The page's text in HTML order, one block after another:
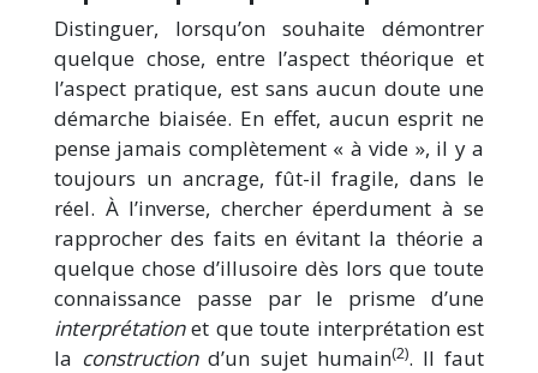
Distinguer, lorsqu’on souhaite démontrer
quelque chose, entre l’aspect théorique et
l’aspect pratique, est sans aucun doute une
démarche biaisée. En effet, aucun esprit ne
pense jamais complètement « à vide », il y a
toujours un ancrage, fût-il fragile, dans le
réel. À l’inverse, chercher éperdument à se
rapprocher des faits en évitant la théorie a
quelque chose d’illusoire dès lors que toute
connaissance passe par le prisme d’une
interprétationet que toute interprétation est
la constructiond’un sujet humain(2). Il faut